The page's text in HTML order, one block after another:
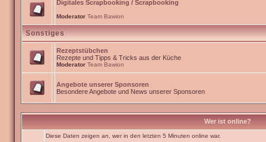
Digitales Scrapbooking / Scrapbooking
Moderator Team Bawion
Sonstiges
Rezeptstübchen
Rezepte und Tipps & Tricks aus der Küche
Moderator Team Bawion
Angebote unserer Sponsoren
Besondere Angebote und News unserer Sponsoren
Wer ist online?
Diese Daten zeigen an, wer in den letzten 5 Minuten online war.